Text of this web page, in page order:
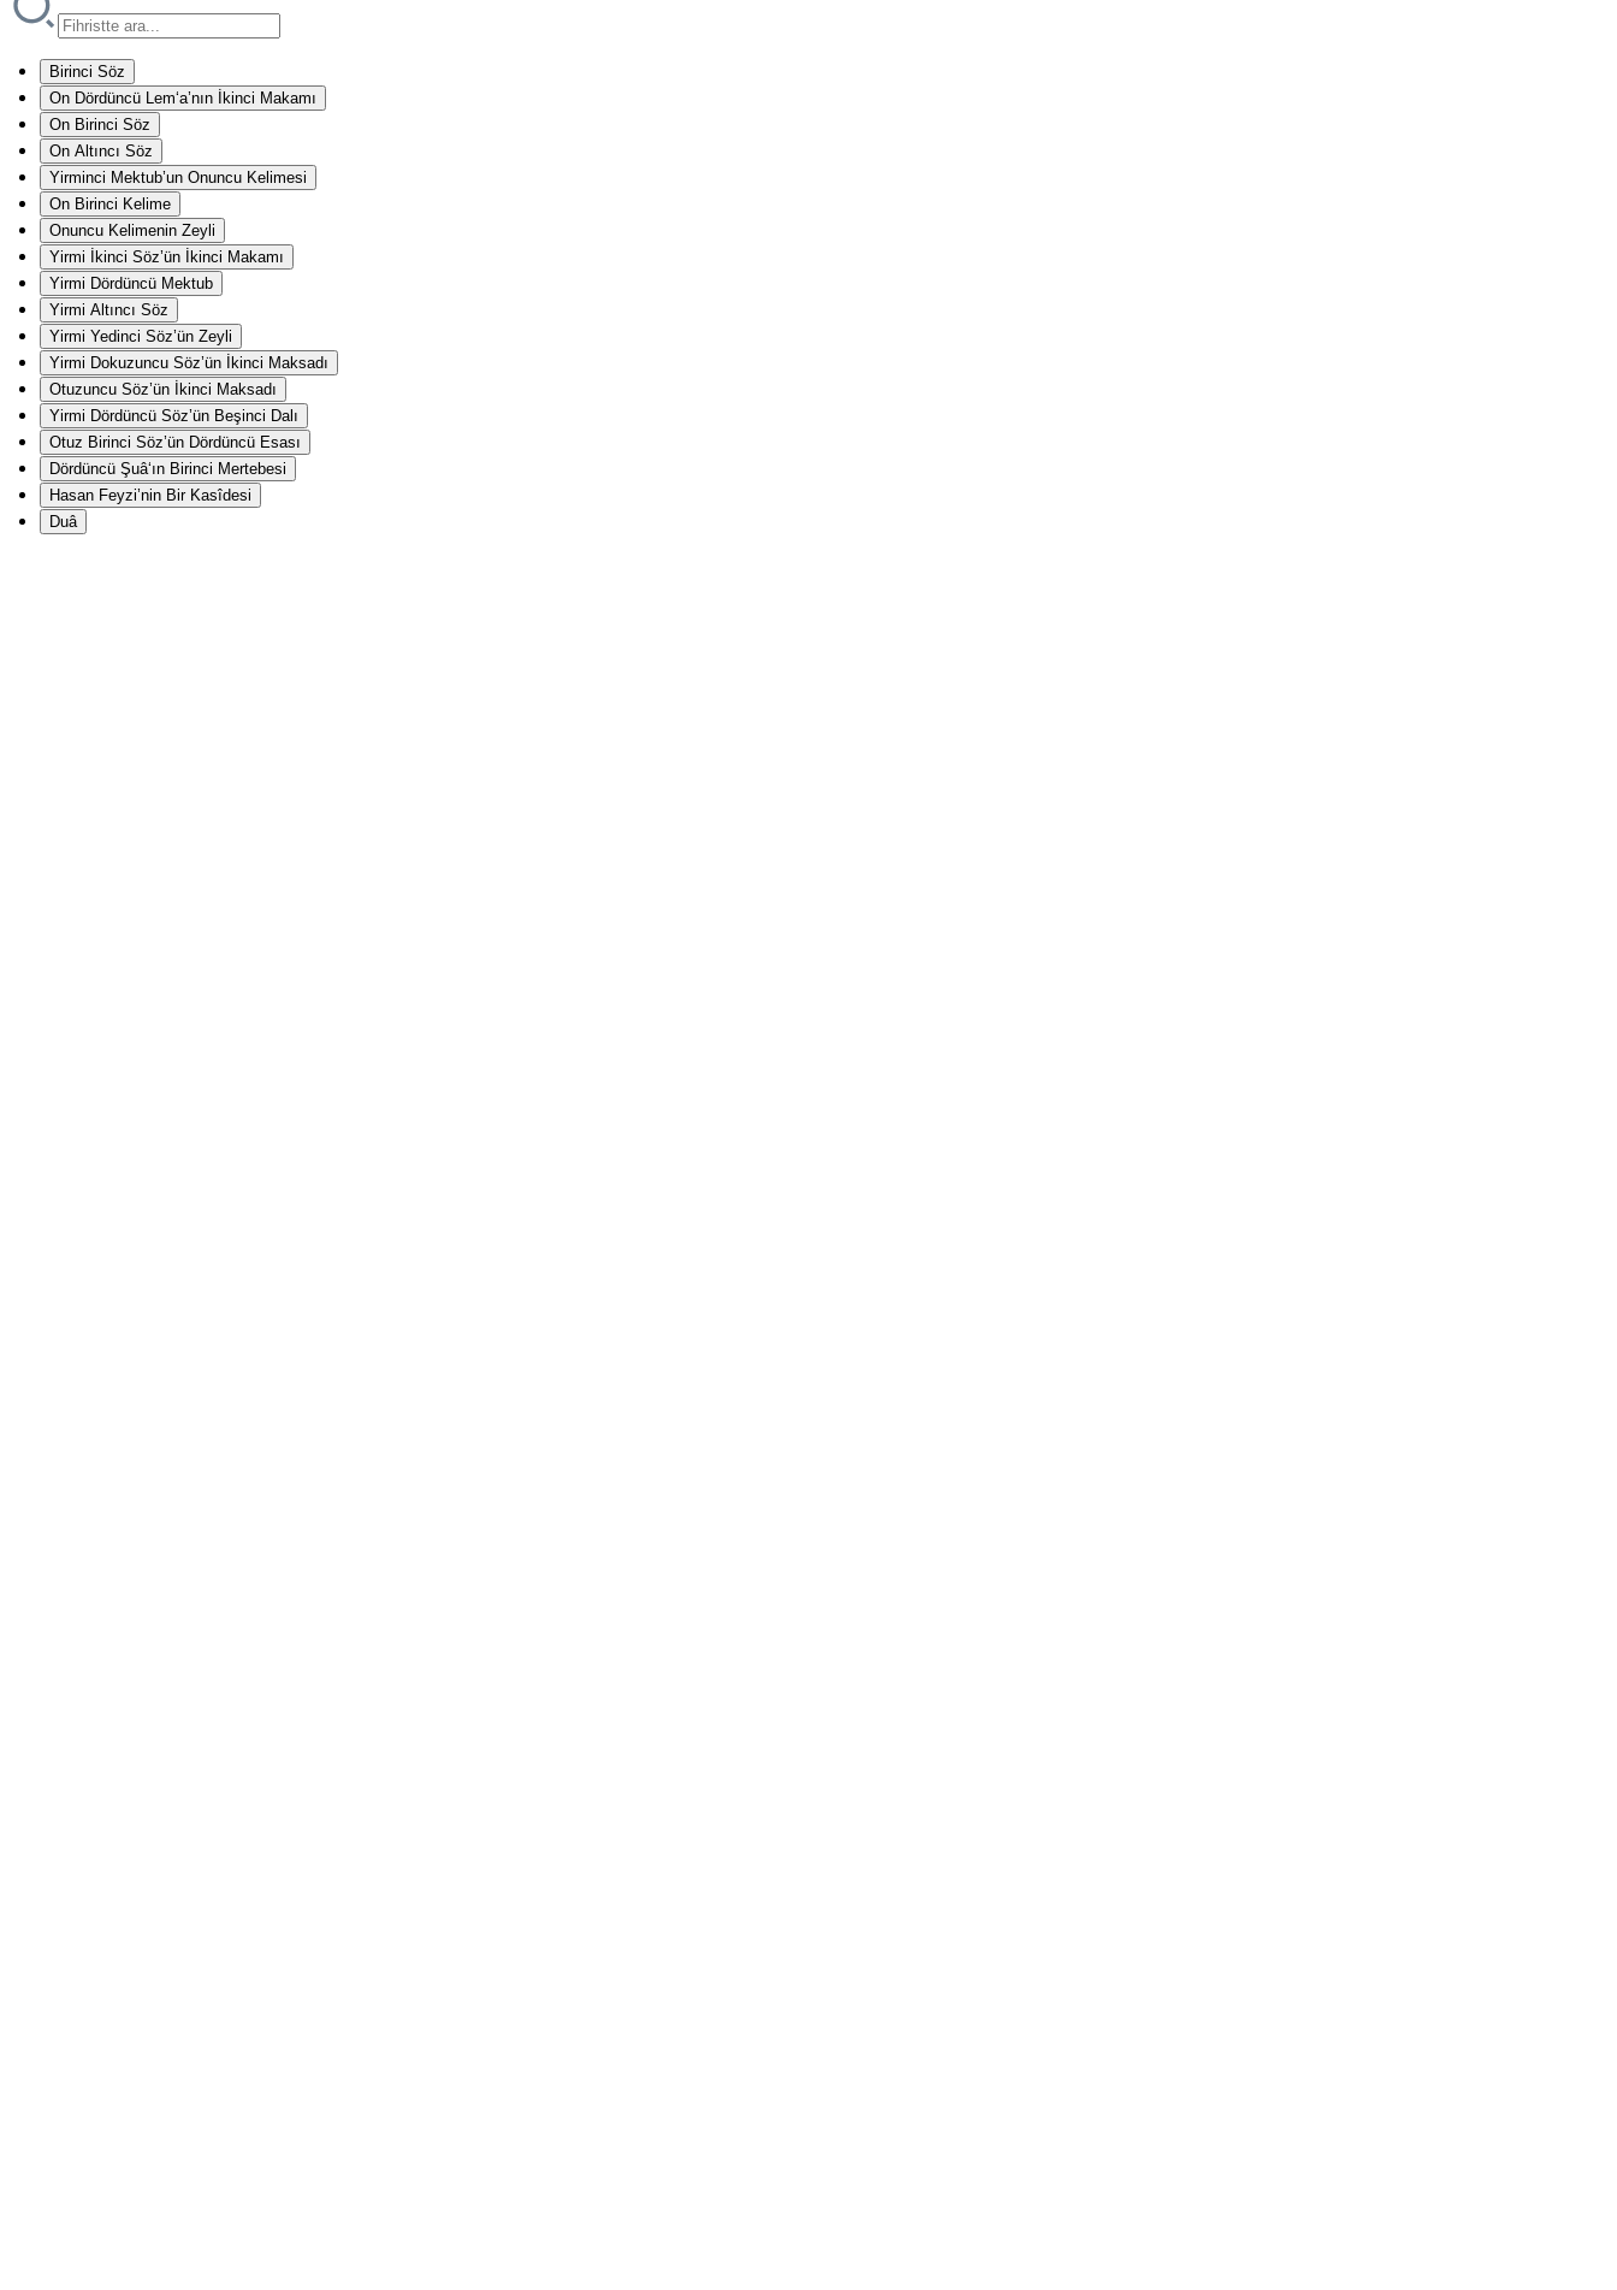
Birinci Söz
On Dördüncü Lem‘a’nın İkinci Makamı
On Birinci Söz
On Altıncı Söz
Yirminci Mektub’un Onuncu Kelimesi
On Birinci Kelime
Onuncu Kelimenin Zeyli
Yirmi İkinci Söz’ün İkinci Makamı
Yirmi Dördüncü Mektub
Yirmi Altıncı Söz
Yirmi Yedinci Söz’ün Zeyli
Yirmi Dokuzuncu Söz’ün İkinci Maksadı
Otuzuncu Söz’ün İkinci Maksadı
Yirmi Dördüncü Söz’ün Beşinci Dalı
Otuz Birinci Söz’ün Dördüncü Esası
Dördüncü Şuâ‘ın Birinci Mertebesi
Hasan Feyzi’nin Bir Kasîdesi
Duâ